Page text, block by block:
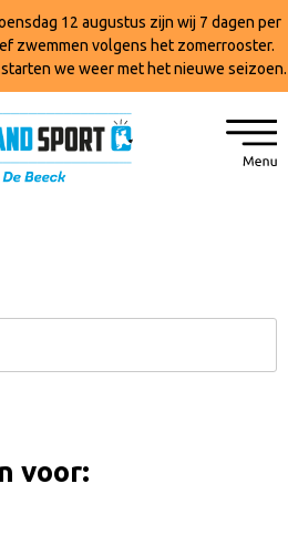
12 augustus zijn wij 7 dagen per
zwemmen volgens het zomerrooster.
we weer met het nieuwe seizoen.
voor: